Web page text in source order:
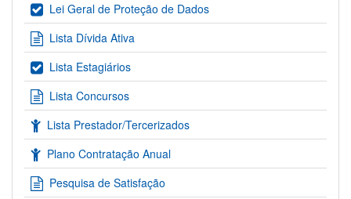
Lei Geral de Proteção de Dados
Lista Dívida Ativa
Lista Estagiários
Lista Concursos
Lista Prestador/Tercerizados
Plano Contratação Anual
Pesquisa de Satisfação